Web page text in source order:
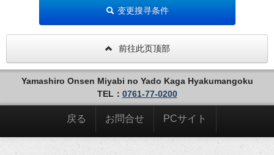
变更搜寻条件
前往此页顶部
Yamashiro Onsen Miyabi no Yado Kaga Hyakumangoku
TEL： 0761-77-0200
戻る お問合せ PCサイト